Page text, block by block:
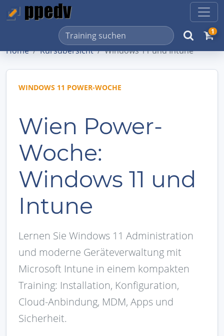
1
Home Kursübersicht Windows 11 und Intune
WINDOWS 11 POWER-WOCHE
Wien Power-
Woche:
Windows 11 und
Intune
Lernen Sie Windows 11 Administration
und moderne Geräteverwaltung mit
Microsoft Intune in einem kompakten
Training: Installation, Konfiguration,
Cloud-Anbindung, MDM, Apps und
Sicherheit.